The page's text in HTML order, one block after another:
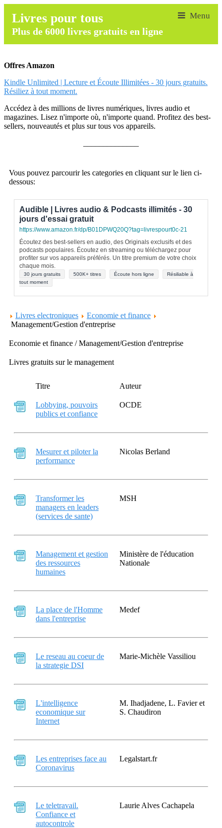
Livres pour tous
Plus de 6000 livres gratuits en ligne
Offres Amazon
Kindle Unlimited | Lecture et Écoute Illimitées - 30 jours gratuits.
Résiliez à tout moment.
Accédez à des millions de livres numériques, livres audio et
magazines. Lisez n'importe où, n'importe quand. Profitez des best-
sellers, nouveautés et plus sur tous vos appareils.
Vous pouvez parcourir les categories en cliquant sur le lien ci-
dessous:
Audible | Livres audio & Podcasts illimités - 30
jours d'essai gratuit
https://www.amazon.fr/dp/B01DPWQ20Q?tag=livrespourt0c-21
Écoutez des best-sellers en audio, des Originals exclusifs et des
podcasts populaires. Écoutez en streaming ou téléchargez pour
profiter sur vos appareils préférés. Un titre premium de votre choix
chaque mois.
30 jours gratuits 500K+ titres Écoute hors ligne
Résiliable à
tout moment
Livres electroniques
Economie et finance
Management/Gestion d'entreprise
Economie et finance / Management/Gestion d'entreprise
Livres gratuits sur le management
Titre Auteur
Lobbying, pouvoirs
publics et confiance
OCDE
Mesurer et piloter la
performance
Nicolas Berland
Transformer les
managers en leaders
(services de sante)
MSH
Management et gestion
des ressources
humaines
Ministère de l'éducation
Nationale
La place de l'Homme
dans l'entreprise
Medef
Le reseau au coeur de
la strategie DSI
Marie-Michèle Vassiliou
L'intelligence
economique sur
Internet
M. Ihadjadene, L. Favier et
S. Chaudiron
Les entreprises face au
Coronavirus
Legalstart.fr
Le teletravail.
Confiance et
autocontrole
Laurie Alves Cachapela